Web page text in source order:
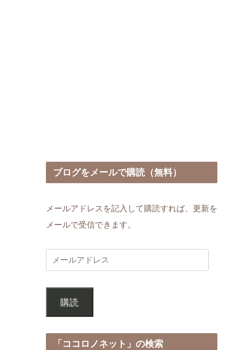
ブログをメールで購読（無料）
メールアドレスを記入して購読すれば、更新を
メールで受信できます。
購読
「ココロノネット」の検索